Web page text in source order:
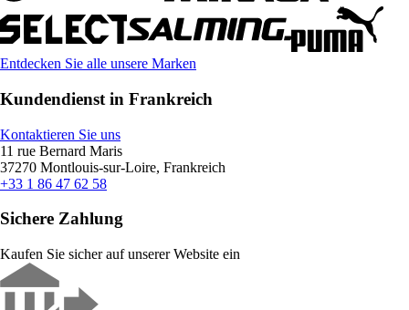
Entdecken Sie alle unsere Marken
Kundendienst in Frankreich
Kontaktieren Sie uns
11 rue Bernard Maris
37270 Montlouis-sur-Loire, Frankreich
+33 1 86 47 62 58
Sichere Zahlung
Kaufen Sie sicher auf unserer Website ein